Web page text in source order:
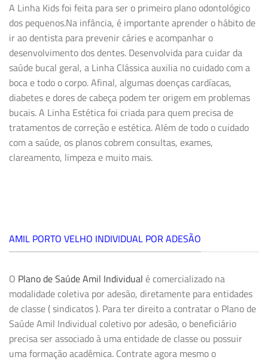
A Linha Kidsfoi feita para ser o primeiro plano odontológico
dos pequenos.Na infância, é importante aprender o hábito de
ir ao dentista para prevenir cáries e acompanhar o
desenvolvimento dos dentes. Desenvolvida para cuidar da
saúde bucal geral, a Linha Clássicaauxilia no cuidado com a
boca e todo o corpo. Afinal, algumas doenças cardíacas,
diabetes e dores de cabeça podem ter origem em problemas
bucais. A Linha Estéticafoi criada para quem precisa de
tratamentos de correção e estética. Além de todo o cuidado
com a saúde, os planos cobrem consultas, exames,
clareamento, limpeza e muito mais.
AMIL PORTO VELHO INDIVIDUAL POR ADESÃO
O Plano de Saúde Amil Individual é comercializado na
modalidade coletiva por adesão, diretamente para entidades
de classe ( sindicatos ). Para ter direito a contratar o Plano de
Saúde Amil Individual coletivo por adesão, o beneficiário
precisa ser associado à uma entidade de classe ou possuir
uma formação acadêmica. Contrate agora mesmo o